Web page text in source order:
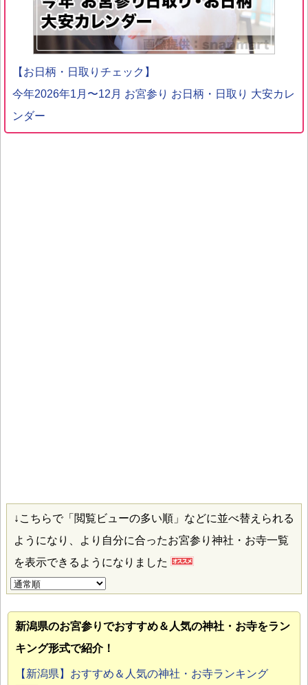
【お日柄・日取りチェック】
今年2026年1月〜12月 お宮参り お日柄・日取り 大安カレ
ンダー
↓こちらで「閲覧ビューの多い順」などに並べ替えられる
ようになり、より自分に合ったお宮参り神社・お寺一覧
を表示できるようになりました
新潟県のお宮参りでおすすめ＆人気の神社・お寺をラン
キング形式で紹介！
【新潟県】おすすめ＆人気の神社・お寺ランキング